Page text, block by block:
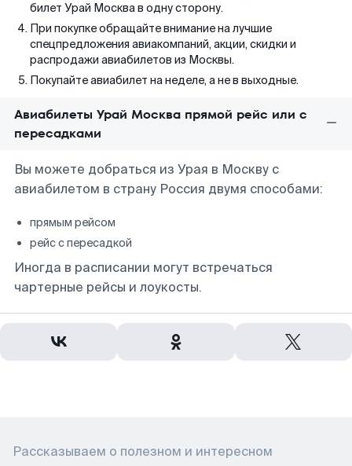
билет Урай Москва в одну сторону.
При покупке обращайте внимание на лучшие
спецпредложения авиакомпаний, акции, скидки и
распродажи авиабилетов из Москвы.
Покупайте авиабилет на неделе, а не в выходные.
Авиабилеты Урай Москва прямой рейс или с
пересадками
Вы можете добраться из Урая в Москву с
авиабилетом в страну Россия двумя способами:
прямым рейсом
рейс с пересадкой
Иногда в расписании могут встречаться
чартерные рейсы и лоукосты.
Рассказываем о полезном и интересном